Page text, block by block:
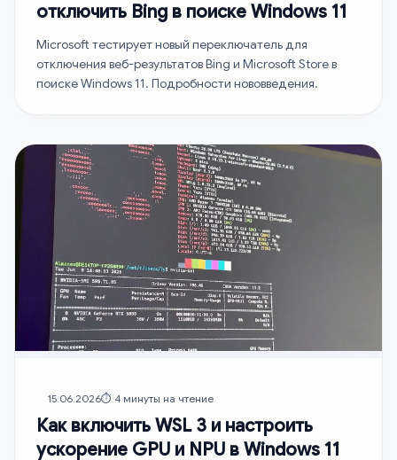
отключить Bing в поиске Windows 11
Microsoft тестирует новый переключатель для
отключения веб-результатов Bing и Microsoft Store в
поиске Windows 11. Подробности нововведения.
15.06.2026⏱️ 4 минуты на чтение
Как включить WSL 3 и настроить
ускорение GPU и NPU в Windows 11